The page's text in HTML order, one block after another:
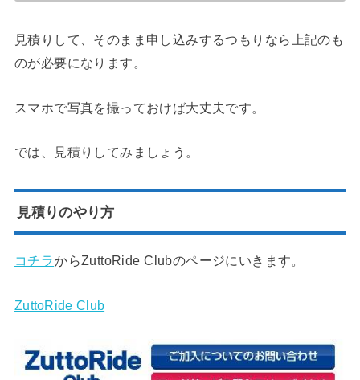
見積りして、そのまま申し込みするつもりなら上記のも
のが必要になります。
スマホで写真を撮っておけば大丈夫です。
では、見積りしてみましょう。
見積りのやり方
コチラからZuttoRide Clubのページにいきます。
ZuttoRide Club